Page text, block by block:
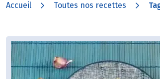
Accueil Toutes nos recettes